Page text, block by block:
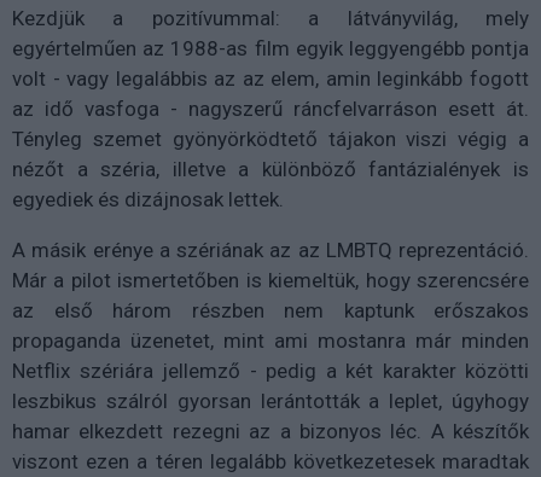
Kezdjük a pozitívummal: a látványvilág, mely
egyértelműen az 1988-as film egyik leggyengébb pontja
volt - vagy legalábbis az az elem, amin leginkább fogott
az idő vasfoga - nagyszerű ráncfelvarráson esett át.
Tényleg szemet gyönyörködtető tájakon viszi végig a
nézőt a széria, illetve a különböző fantázialények is
egyediek és dizájnosak lettek.
A másik erénye a szériának az az LMBTQ reprezentáció.
Már a pilot ismertetőben is kiemeltük, hogy szerencsére
az első három részben nem kaptunk erőszakos
propaganda üzenetet, mint ami mostanra már minden
Netflix szériára jellemző - pedig a két karakter közötti
leszbikus szálról gyorsan lerántották a leplet, úgyhogy
hamar elkezdett rezegni az a bizonyos léc. A készítők
viszont ezen a téren legalább következetesek maradtak